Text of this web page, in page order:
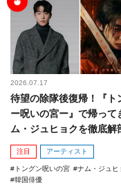
2026.07.17
待望の除隊後復帰！『ト
ー呪いの宮ー』で帰って
ム・ジュヒョクを徹底解
注目 アーティスト
トングン呪いの宮
ナム・ジュヒ
韓国俳優